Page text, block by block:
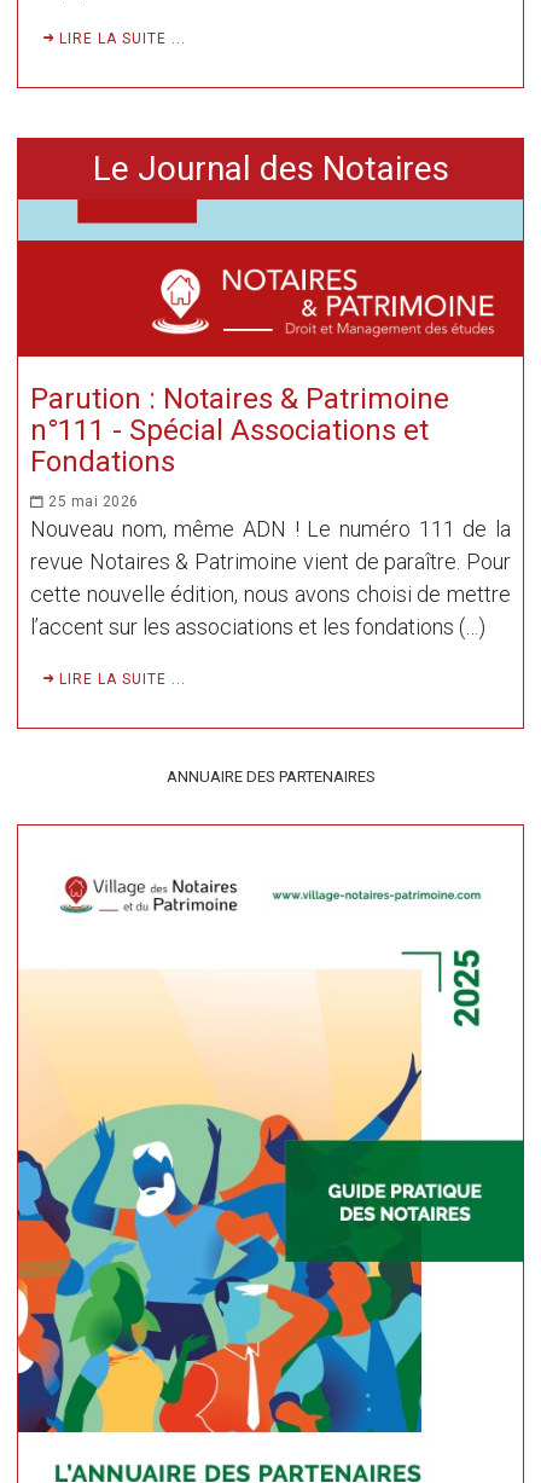
LIRE LA SUITE ...
Le Journal des Notaires
Parution : Notaires & Patrimoine
n°111 - Spécial Associations et
Fondations
25 mai 2026
Nouveau nom, même ADN ! Le numéro 111 de la
revue Notaires & Patrimoine vient de paraître. Pour
cette nouvelle édition, nous avons choisi de mettre
l’accent sur les associations et les fondations (…)
LIRE LA SUITE ...
ANNUAIRE DES PARTENAIRES